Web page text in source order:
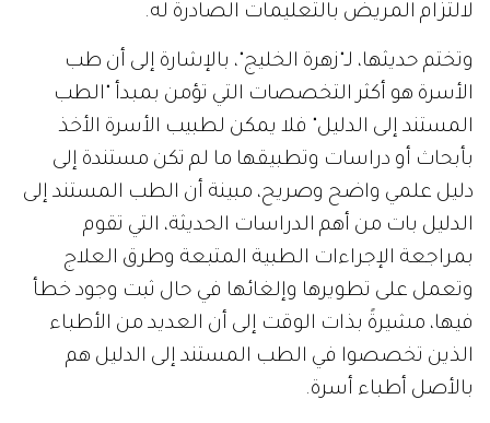
لالتزام المريض بالتعليمات الصادرة له.
وتختم حديثها، لـ"زهرة الخليج"، بالإشارة إلى أن طب
الأسرة هو أكثر التخصصات التي تؤمن بمبدأ "الطب
المستند إلى الدليل" فلا يمكن لطبيب الأسرة الأخذ
بأبحاث أو دراسات وتطبيقها ما لم تكن مستندة إلى
دليل علمي واضح وصريح، مبينة أن الطب المستند إلى
الدليل بات من أهم الدراسات الحديثة، التي تقوم
بمراجعة الإجراءات الطبية المتبعة وطرق العلاج
وتعمل على تطويرها وإلغائها في حال ثبت وجود خطأ
فيها، مشيرةً بذات الوقت إلى أن العديد من الأطباء
الذين تخصصوا في الطب المستند إلى الدليل هم
بالأصل أطباء أسرة.